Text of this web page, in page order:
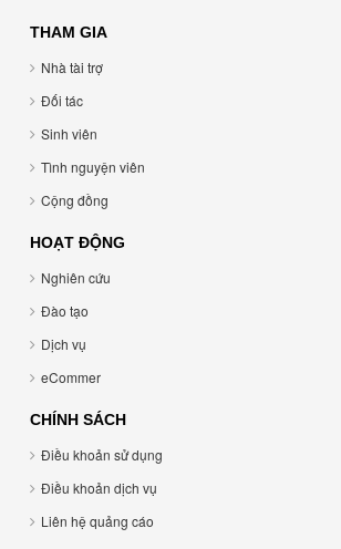
THAM GIA
Nhà tài trợ
Đối tác
Sinh viên
Tình nguyện viên
Cộng đồng
HOẠT ĐỘNG
Nghiên cứu
Đào tạo
Dịch vụ
eCommer
CHÍNH SÁCH
Điều khoản sử dụng
Điều khoản dịch vụ
Liên hệ quảng cáo